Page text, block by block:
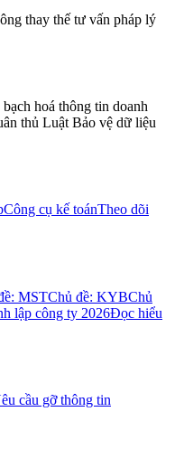
thay thế tư vấn pháp lý
hoá thông tin doanh
thủ Luật Bảo vệ dữ liệu
Công cụ kế toánTheo dõi
MSTChủ đề: KYBChủ
lập công ty 2026Đọc hiểu
cầu gỡ thông tin